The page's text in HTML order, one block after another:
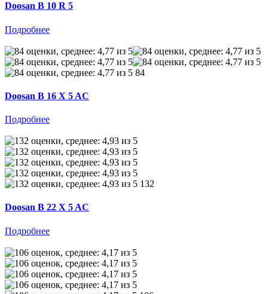
Doosan B 10 R 5
Подробнее
84
Doosan B 16 X 5 AC
Подробнее
132
Doosan B 22 X 5 AC
Подробнее